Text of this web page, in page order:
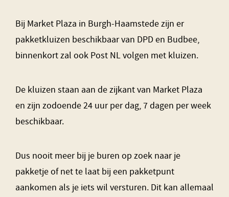
Bij Market Plaza in Burgh-Haamstede zijn er
pakketkluizen beschikbaar van DPD en Budbee,
binnenkort zal ook Post NL volgen met kluizen.
De kluizen staan aan de zijkant van Market Plaza
en zijn zodoende 24 uur per dag, 7 dagen per week
beschikbaar.
Dus nooit meer bij je buren op zoek naar je
pakketje of net te laat bij een pakketpunt
aankomen als je iets wil versturen. Dit kan allemaal